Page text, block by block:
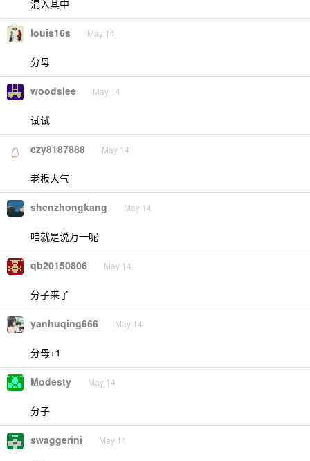
混入其中
louis16s May 14
分母
woodslee May 14
试试
czy8187888 May 14
老板大气
shenzhongkang May 14
咱就是说万一呢
qb20150806 May 14
分子来了
yanhuqing666 May 14
分母+1
Modesty May 14
分子
swaggerini May 14